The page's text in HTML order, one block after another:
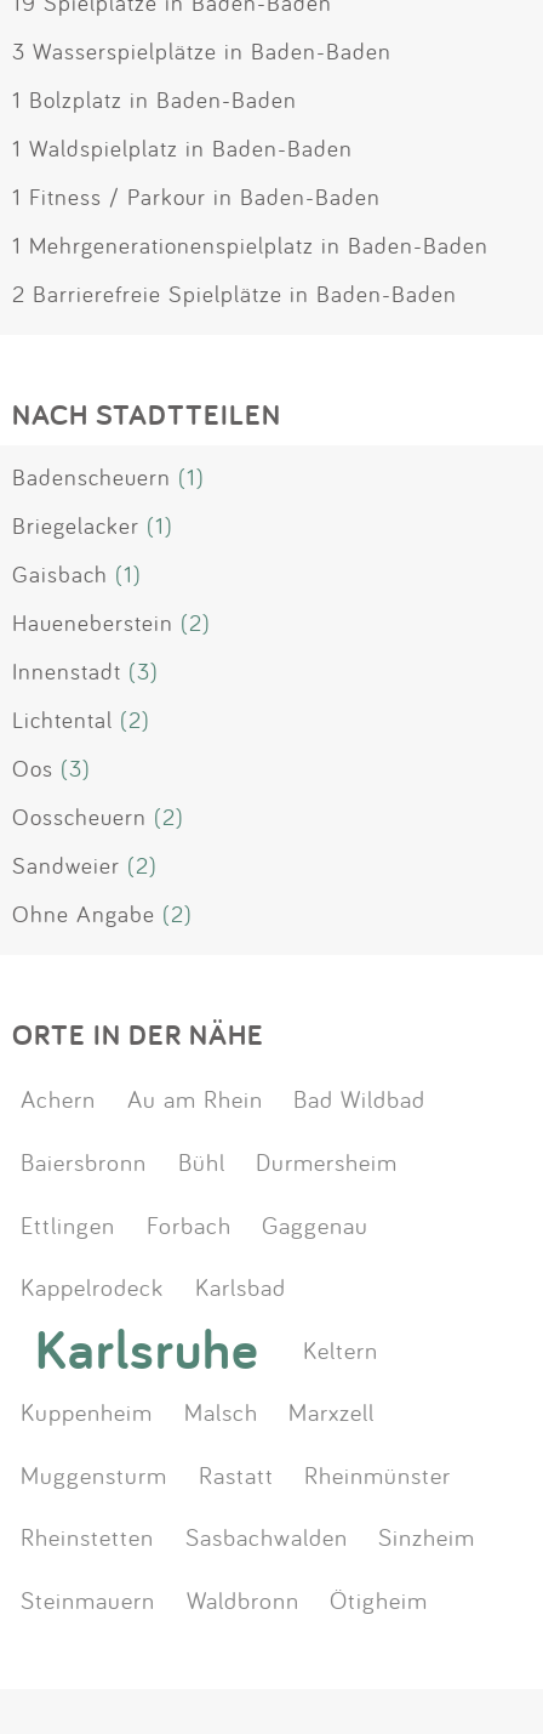
3 Wasserspielplätze in Baden-Baden
1 Bolzplatz in Baden-Baden
1 Waldspielplatz in Baden-Baden
1 Fitness / Parkour in Baden-Baden
1 Mehrgenerationenspielplatz in Baden-Baden
2 Barrierefreie Spielplätze in Baden-Baden
NACH STADTTEILEN
Badenscheuern (1)
Briegelacker (1)
Gaisbach (1)
Haueneberstein (2)
Innenstadt (3)
Lichtental (2)
Oos (3)
Oosscheuern (2)
Sandweier (2)
Ohne Angabe (2)
ORTE IN DER NÄHE
Achern Au am Rhein
Bad Wildbad
Baiersbronn
Bühl
Durmersheim
Ettlingen
Forbach
Gaggenau
Kappelrodeck
Karlsbad
Karlsruhe
Keltern
Kuppenheim
Malsch
Marxzell
Muggensturm
Rastatt
Rheinmünster
Rheinstetten
Sasbachwalden
Sinzheim
Steinmauern
Waldbronn Ötigheim